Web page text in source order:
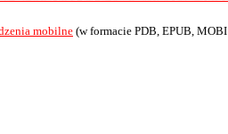
mobilne (w formacie PDB, EPUB,